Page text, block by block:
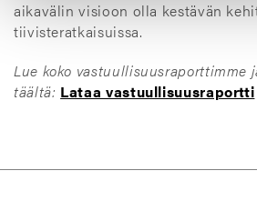
aikavälin visioon olla kestävän
tiivisteratkaisuissa.
Lue koko vastuullisuusraporttimme
täältä: Lataa vastuullisuusraportti